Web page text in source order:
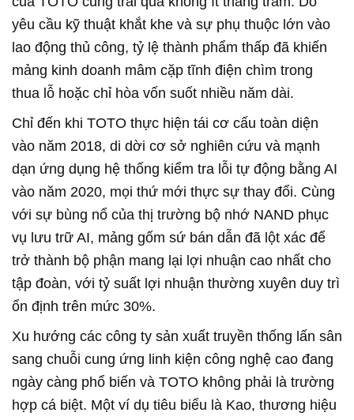
yêu cầu kỹ thuật khắt khe và sự phụ thuộc lớn vào
lao động thủ công, tỷ lệ thành phẩm thấp đã khiến
mảng kinh doanh mâm cặp tĩnh điện chìm trong
thua lỗ hoặc chỉ hòa vốn suốt nhiều năm dài.
Chỉ đến khi TOTO thực hiện tái cơ cấu toàn diện
vào năm 2018, di dời cơ sở nghiên cứu và mạnh
dạn ứng dụng hệ thống kiểm tra lỗi tự động bằng AI
vào năm 2020, mọi thứ mới thực sự thay đổi. Cùng
với sự bùng nổ của thị trường bộ nhớ NAND phục
vụ lưu trữ AI, mảng gốm sứ bán dẫn đã lột xác để
trở thành bộ phận mang lại lợi nhuận cao nhất cho
tập đoàn, với tỷ suất lợi nhuận thường xuyên duy trì
ổn định trên mức 30%.
Xu hướng các công ty sản xuất truyền thống lấn sân
sang chuỗi cung ứng linh kiện công nghệ cao đang
ngày càng phổ biến và TOTO không phải là trường
hợp cá biệt. Một ví dụ tiêu biểu là Kao, thương hiệu